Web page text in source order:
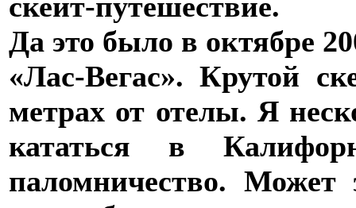
Да это было в октябре
«Лас-Вегас». Крутой
метрах от отелы. Я
кататься в
паломничество.